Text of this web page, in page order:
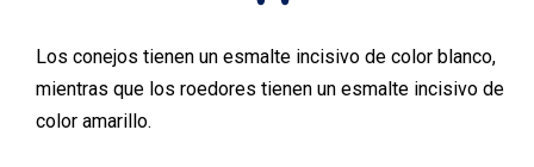
Los conejos tienen un esmalte incisivo de color blanco,
mientras que los roedores tienen un esmalte incisivo de
color amarillo.